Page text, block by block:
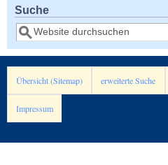
Suche
Suche
Übersicht (Sitemap) erweiterte Suche
Impressum